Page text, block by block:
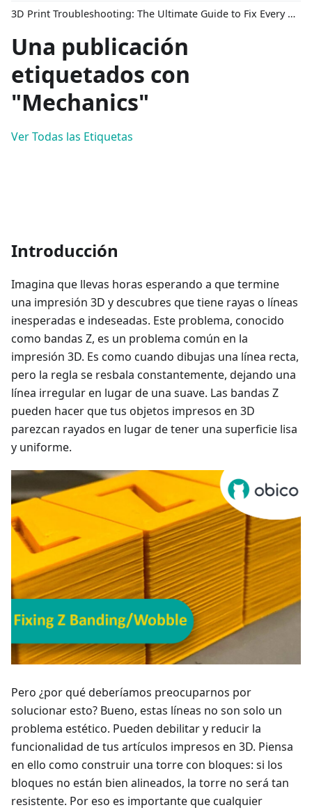
3D Print Troubleshooting: The Ultimate Guide to Fix Every Common Problem [2026]
Una publicación
etiquetados con
"Mechanics"
Ver Todas las Etiquetas
Introducción
Imagina que llevas horas esperando a que termine
una impresión 3D y descubres que tiene rayas o líneas
inesperadas e indeseadas. Este problema, conocido
como bandas Z, es un problema común en la
impresión 3D. Es como cuando dibujas una línea recta,
pero la regla se resbala constantemente, dejando una
línea irregular en lugar de una suave. Las bandas Z
pueden hacer que tus objetos impresos en 3D
parezcan rayados en lugar de tener una superficie lisa
y uniforme.
Pero ¿por qué deberíamos preocuparnos por
solucionar esto? Bueno, estas líneas no son solo un
problema estético. Pueden debilitar y reducir la
funcionalidad de tus artículos impresos en 3D. Piensa
en ello como construir una torre con bloques: si los
bloques no están bien alineados, la torre no será tan
resistente. Por eso es importante que cualquier